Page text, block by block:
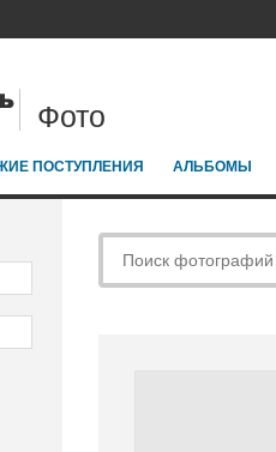
Фото
ПОСТУПЛЕНИЯ АЛЬБОМЫ